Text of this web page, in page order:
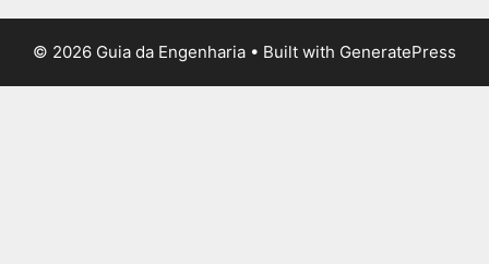
© 2026 Guia da Engenharia • Built with GeneratePress